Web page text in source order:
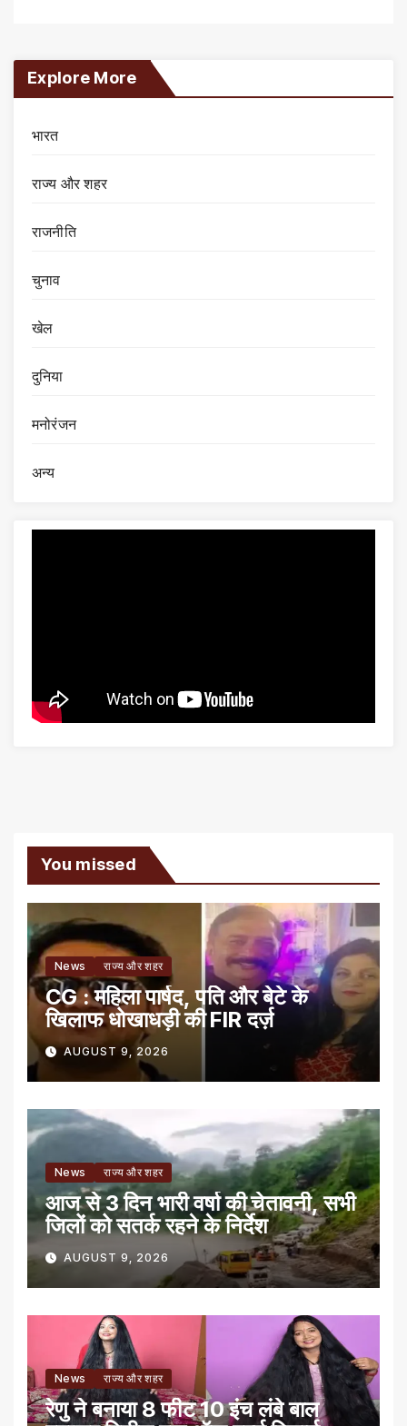
Explore More
भारत
राज्य और शहर
राजनीति
चुनाव
खेल
दुनिया
मनोरंजन
अन्य
You missed
News राज्य और शहर
CG : महिला पार्षद, पति और बेटे के
खिलाफ धोखाधड़ी की FIR दर्ज़
AUGUST 9, 2026
News राज्य और शहर
आज से 3 दिन भारी वर्षा की चेतावनी, सभी
जिलों को सतर्क रहने के निर्देश
AUGUST 9, 2026
News राज्य और शहर
रेणु ने बनाया 8 फीट 10 इंच लंबे बाल